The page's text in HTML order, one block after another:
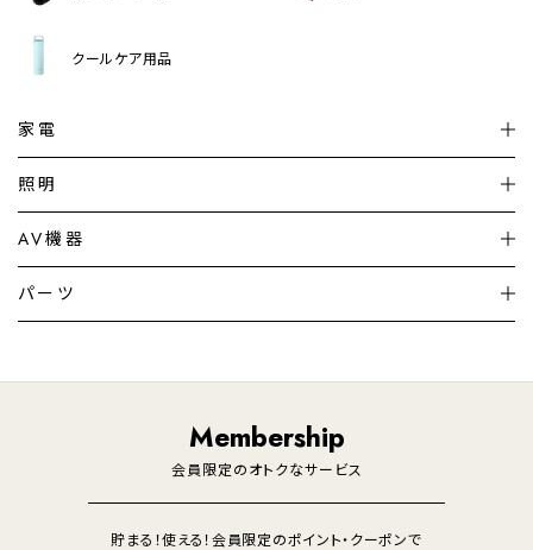
クールケア用品
家電
加湿器・空気清浄機
暖房機 掃除機
調理家電 生活家電
照明
シーリングライト
デスクライト
AV機器
テレビ
パーツ
Membership
会員限定のオトクなサービス
貯まる！使える！会員限定のポイント・クーポンで